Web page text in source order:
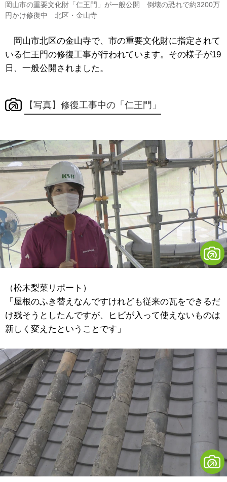
岡山市の重要文化財「仁王門」が一般公開 倒壊の恐れで約3200万
円かけ修復中 北区・金山寺
岡山市北区の金山寺で、市の重要文化財に指定されて
いる仁王門の修復工事が行われています。その様子が19
日、一般公開されました。
【写真】修復工事中の「仁王門」
（松木梨菜リポート）
「屋根のふき替えなんですけれども従来の瓦をできるだ
け残そうとしたんですが、ヒビが入って使えないものは
新しく変えたということです」